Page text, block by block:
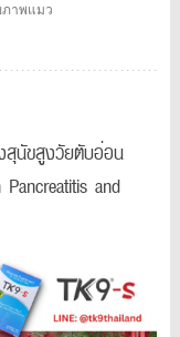
าพแมว
สุนัขสูงวัยตับอ่อน
and